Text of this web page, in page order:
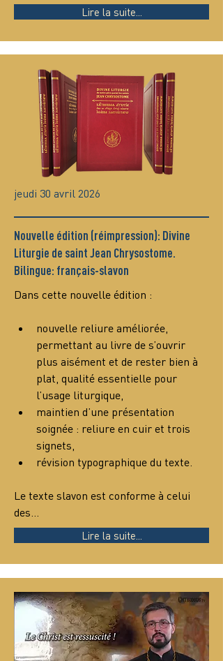
Lire la suite...
jeudi 30 avril 2026
Nouvelle édition (réimpression): Divine
Liturgie de saint Jean Chrysostome.
Bilingue: français-slavon
Dans cette nouvelle édition :
nouvelle reliure améliorée,
permettant au livre de s’ouvrir
plus aisément et de rester bien à
plat, qualité essentielle pour
l’usage liturgique,
maintien d’une présentation
soignée : reliure en cuir et trois
signets,
révision typographique du texte.
Le texte slavon est conforme à celui
des…
Lire la suite...